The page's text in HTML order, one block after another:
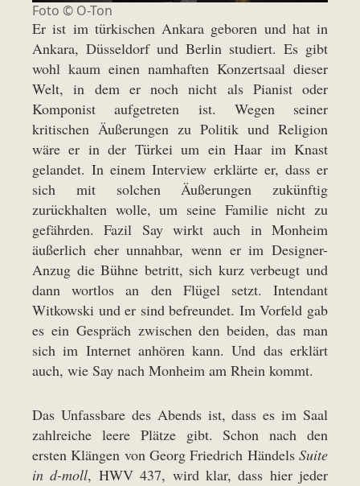
Foto © O-Ton
Er ist im türkischen Ankara geboren und hat in
Ankara, Düsseldorf und Berlin studiert. Es gibt
wohl kaum einen namhaften Konzertsaal dieser
Welt, in dem er noch nicht als Pianist oder
Komponist aufgetreten ist. Wegen seiner
kritischen Äußerungen zu Politik und Religion
wäre er in der Türkei um ein Haar im Knast
gelandet. In einem Interview erklärte er, dass er
sich mit solchen Äußerungen zukünftig
zurückhalten wolle, um seine Familie nicht zu
gefährden. Fazil Say wirkt auch in Monheim
äußerlich eher unnahbar, wenn er im Designer-
Anzug die Bühne betritt, sich kurz verbeugt und
dann wortlos an den Flügel setzt. Intendant
Witkowski und er sind befreundet. Im Vorfeld gab
es ein Gespräch zwischen den beiden, das man
sich im Internetanhören kann. Und das erklärt
auch, wie Say nach Monheim am Rhein kommt.
Das Unfassbare des Abends ist, dass es im Saal
zahlreiche leere Plätze gibt. Schon nach den
ersten Klängen von Georg Friedrich Händels Suite
in d-moll, HWV 437, wird klar, dass hier jeder